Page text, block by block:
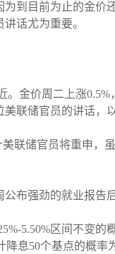
到目前为止的金
话尤为重要。
金价周二上涨
联储官员的讲话，
联储官员将重申
布强劲的就业报告
5.50%区间不变
息50个基点的概率为